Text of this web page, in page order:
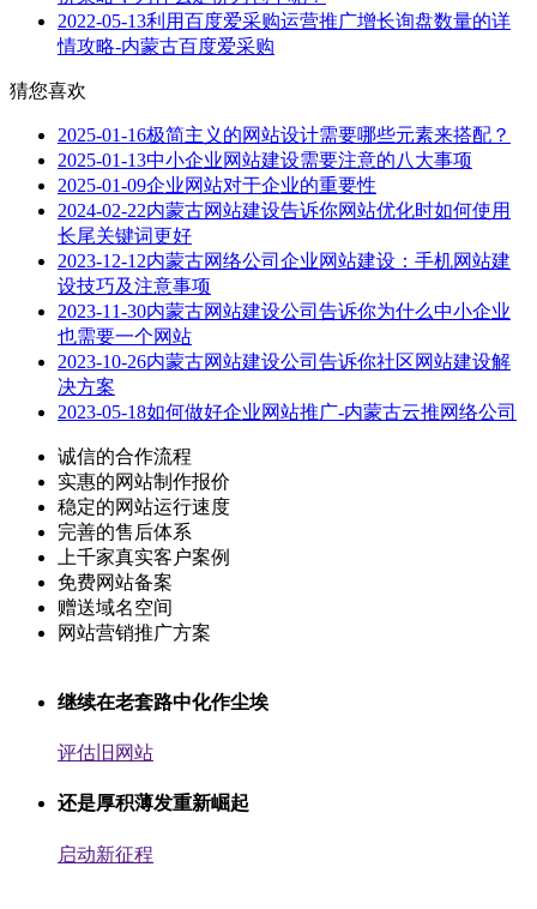
2022-05-13利用百度爱采购运营推广增长询盘数量的详
情攻略-内蒙古百度爱采购
猜您喜欢
2025-01-16极简主义的网站设计需要哪些元素来搭配？
2025-01-13中小企业网站建设需要注意的八大事项
2025-01-09企业网站对于企业的重要性
2024-02-22内蒙古网站建设告诉你网站优化时如何使用
长尾关键词更好
2023-12-12内蒙古网络公司企业网站建设：手机网站建
设技巧及注意事项
2023-11-30内蒙古网站建设公司告诉你为什么中小企业
也需要一个网站
2023-10-26内蒙古网站建设公司告诉你社区网站建设解
决方案
2023-05-18如何做好企业网站推广-内蒙古云推网络公司
诚信的合作流程
实惠的网站制作报价
稳定的网站运行速度
完善的售后体系
上千家真实客户案例
免费网站备案
赠送域名空间
网站营销推广方案
继续在老套路中化作尘埃
评估旧网站
还是厚积薄发重新崛起
启动新征程